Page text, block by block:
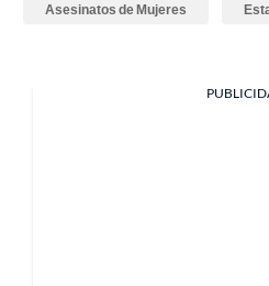
Asesinatos de Mujeres